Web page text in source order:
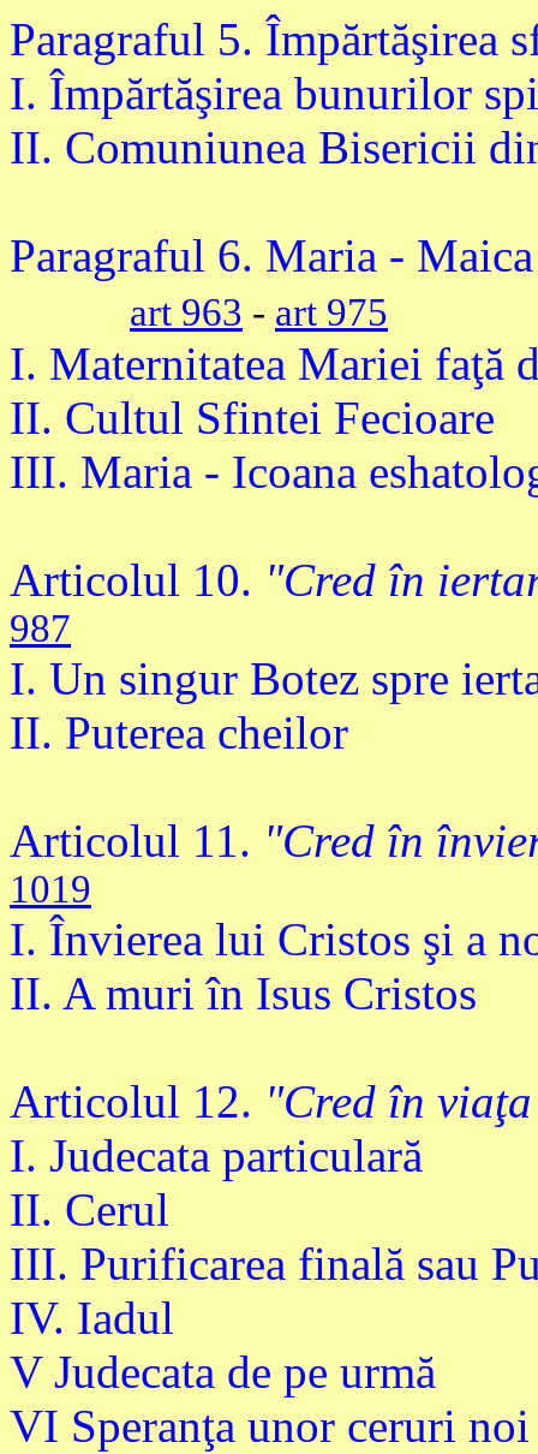
Paragraful 5. Împărtăşirea
I. Împărtăşirea bunurilor
II. Comuniunea Bisericii
Paragraful 6. Maria -
art 963 - art 975
I. Maternitatea Mariei faţă
II. Cultul Sfintei Fecioare
III. Maria - Icoana
Articolul 10. "Cred în
987
I. Un singur Botez spre
II. Puterea cheilor
Articolul 11. "Cred în
1019
I. Învierea lui Cristos şi a
II. A muri în Isus Cristos
Articolul 12. "Cred în
I. Judecata particulară
II. Cerul
III. Purificarea finală sau
IV. Iadul
V Judecata de pe urmă
VI Speranţa unor ceruri